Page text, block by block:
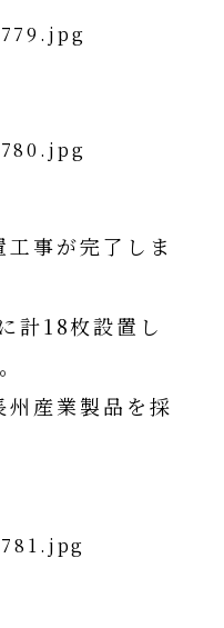
事が完了しま
計18枚設置し
州産業製品を採